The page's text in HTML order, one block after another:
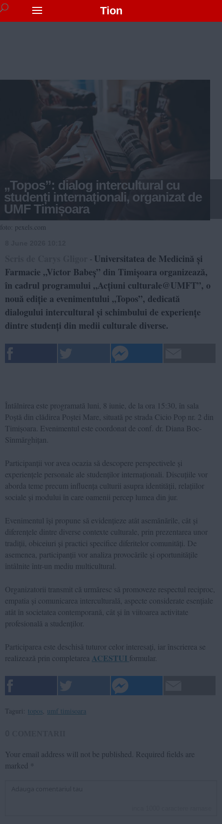
Tion
„Topos”: dialog intercultural cu
studenți internaționali, organizat de
UMF Timișoara
foto: pexels.com
- Universitatea de Medicină și
Farmacie „Victor Babeș” din Timișoara organizează,
în cadrul programului „Acțiuni culturale@UMFT”, o
nouă ediție a evenimentului „Topos”, dedicată
dialogului intercultural și schimbului de experiențe
dintre studenți din medii culturale diverse.
Întâlnirea este programată luni, 8 iunie, de la ora 15:30, în sala
Poștă din clădirea Poștei Mare, situată pe strada Cicio Pop nr. 2 din
Timișoara. Evenimentul este coordonat de conf. dr. Diana Boc-
Sînmărghițan.
Participanții vor avea ocazia să descopere perspectivele și
experiențele personale ale studenților internaționali. Discuțiile vor
aborda teme precum influența culturii asupra identității, relațiilor
sociale și modului în care oamenii percep lumea din jur.
Evenimentul își propune să evidențieze atât asemănările, cât și
diferențele dintre diverse contexte culturale, prin prezentarea unor
tradiții, obiceiuri și practici specifice diferitelor comunități. De
asemenea, participanții vor analiza provocările și oportunitățile
întâlnite într-un mediu multicultural.
Organizatorii transmit că urmăresc să promoveze respectul reciproc,
empatia și comunicarea interculturală, aspecte considerate esențiale
atât în societatea contemporană, cât și în viitoarea activitate
profesională a studenților.
Participarea este deschisă tuturor celor interesați, iar înscrierea se
realizează prin completarea ACESTUI formular.
Taguri: topos umf timisoara
Your email address will not be published. Required fields are
marked *